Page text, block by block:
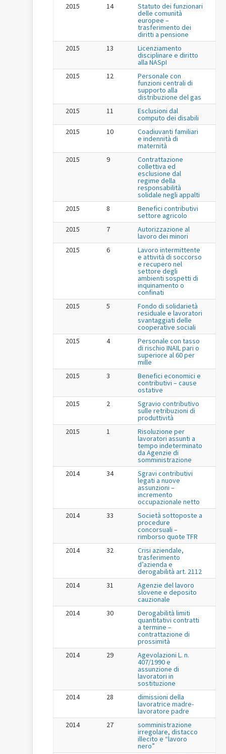
2015 14 Statuto dei funzionari
delle comunità
europee –
trasferimento dei
diritti a pensione
2015
13 Licenziamento
disciplinare e diritto
alla NASpI
2015
12 Personale con
funzioni centrali di
supporto alla
distribuzione del gas
2015
11 Esclusioni dal
computo dei disabili
2015
10 Coadiuvanti familiari
e indennità di
maternità
2015
9 Contrattazione
collettiva ed
esclusione dal
regime della
responsabilità
solidale negli appalti
2015
8 Benefici contributivi
settore agricolo
2015
7 Autorizzazione al
lavoro dei minori
2015
6 Lavoro intermittente
e attività di soccorso
e recupero nel
settore degli
ambienti sospetti di
inquinamento o
confinati
2015
5 Fondo di solidarietà
residuale e lavoratori
svantaggiati delle
cooperative sociali
2015
4 Personale con tasso
di rischio INAIL pari o
superiore al 60 per
mille
2015
3 Benefici economici e
contributivi – cause
ostative
2015
2 Sgravio contributivo
sulle retribuzioni di
produttività
2015
1 Risoluzione per
lavoratori assunti a
tempo indeterminato
da Agenzie di
somministrazione
2014
34 Sgravi contributivi
legati a nuove
assunzioni –
incremento
occupazionale netto
2014
33 Società sottoposte a
procedure
concorsuali –
rimborso quote TFR
2014
32 Crisi aziendale,
trasferimento
d’azienda e
derogabilità art. 2112
2014
31 Agenzie del lavoro
slovene e deposito
cauzionale
2014
30 Derogabilità limiti
quantitativi contratti
a termine –
contrattazione di
prossimità
2014
29 Agevolazioni L. n.
407/1990 e
assunzione di
lavoratori in
sostituzione
2014
28 dimissioni della
lavoratrice madre-
lavoratore padre
2014
27 somministrazione
irregolare, distacco
illecito e “lavoro
nero”